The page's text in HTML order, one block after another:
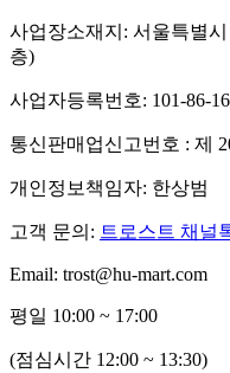
사업장소재지: 서울특별
층)
사업자등록번호: 101-86-
통신판매업신고번호 : 제
개인정보책임자: 한상범
고객 문의: 트로스트 채널
Email: trost@hu-mart.com
평일 10:00 ~ 17:00
(점심시간 12:00 ~ 13:30)